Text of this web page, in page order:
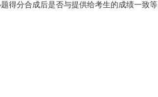
得分合成后是否与提供给考生的成绩一致等